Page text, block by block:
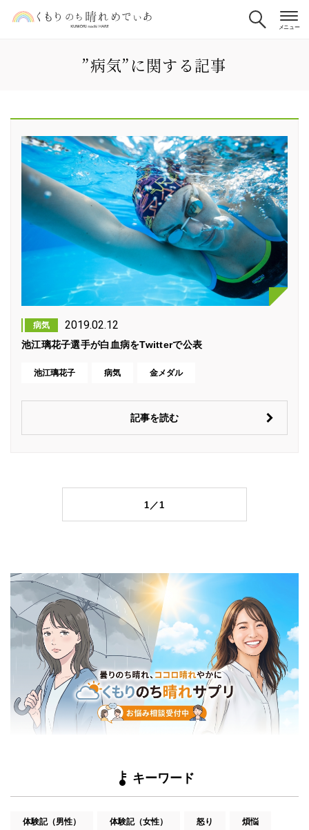
”病気”に関する記事
病気 2019.02.12
池江璃花子選手が白血病をTwitterで公表
池江璃花子 病気 金メダル
記事を読む
1／1
キーワード
体験記（男性） 体験記（女性） 怒り 煩悩